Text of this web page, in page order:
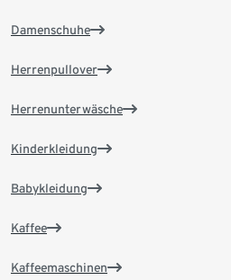
Damenschuhe
Herrenpullover
Herrenunterwäsche
Kinderkleidung
Babykleidung
Kaffee
Kaffeemaschinen